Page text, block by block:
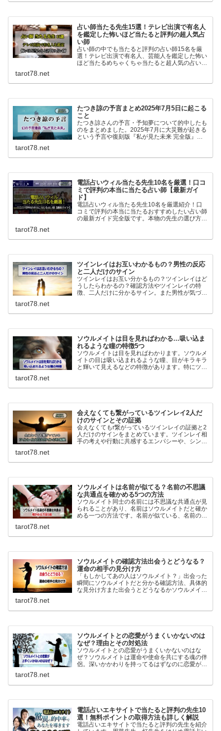
占い師当たる先生15選！テレビ出演で有名人
を鑑定した怖いほど当たると評判の超人気占
い師
占い師の中でも当たると評判の占い師15名を厳
選！テレビ出演で有名人、芸能人を鑑定した怖い
ほど当たるめちゃくちゃ当たると超人気の占い師
です！
tarot78.net
たつき諒の予言まとめ2025年7月5日に起こる
こと
たつき諒さんの予言・予知夢について的中したも
のをまとめました。2025年7月に大災難が起きる
という予言や復刻版『私が見た未来 完全版』に
tarot78.net
電話占いウィル当たる先生10名を厳選！口コ
ミで評判の本当に当たる占い師【最新ガイ
ド】
電話占いウィル当たる先生10名を厳選紹介！口
コミで評判の本当に当たるおすすめしたい占い師
の最新ガイド完全版です。本物の先生の選び方や
tarot78.net
ツインレイはお互いわかるもの？男性の反応
と二人だけのサイン
ツインレイはお互い分かるもの？ツインレイはど
うしたらわかるの？確認方法やツインレイの特
徴、二人だけに分かるサイン。また男性が気づい
tarot78.net
ソウルメイトは目を見ればわかる…吸い込ま
れるような瞳の特徴5つ
ソウルメイトは目を見ればわかります。ソウルメ
イトの目は吸い込まれるような瞳、目がキラキラ
と輝いて見えるなどの特徴があります。特にツイ
ので注意が必要です。
tarot78.net
会えなくても繋がっているツインレイ2人だ
けのサインとその証拠
会えなくてもr繋がっているツインレイの証拠と2
人だけのサインをまとめています。ツインレイ相
手の考えや行動に共感するエンパシーや、シンク
方法も詳しく解説！
tarot78.net
ソウルメイトは名前が似てる？名前の不思議
な共通点を確かめる5つの方法
ソウルメイト同士の名前には不思議な共通点が見
られることがあり、名前はソウルメイトだと確か
める一つの方法です。名前が似ている、名前の由
く紹介しています。
tarot78.net
ソウルメイトの確認方法出会うとどうなる？
運命の相手の見分け方
「もしかしてあの人はソウルメイト？」出会った
瞬間にソウルメイトだと分かる確認方法、具体的
な見分け方また出会うとどうなるかソウルメイト
分よく判っています。
tarot78.net
ソウルメイトとの恋愛がうまくいかないのは
なぜ？理由とその対処法
ソウルメイトとの恋愛がうまくいかないのはな
ぜ？ソウルメイトは運命や使命を共にする魂の伴
侶。深いかかわりを持ってるはずなのに恋愛がう
た。
tarot78.net
電話占いエキサイトで当たると評判の先生10
選！無料ポイントの取得方法も詳しく解説
電話占いエキサイトで当たると評判の先生を紹介